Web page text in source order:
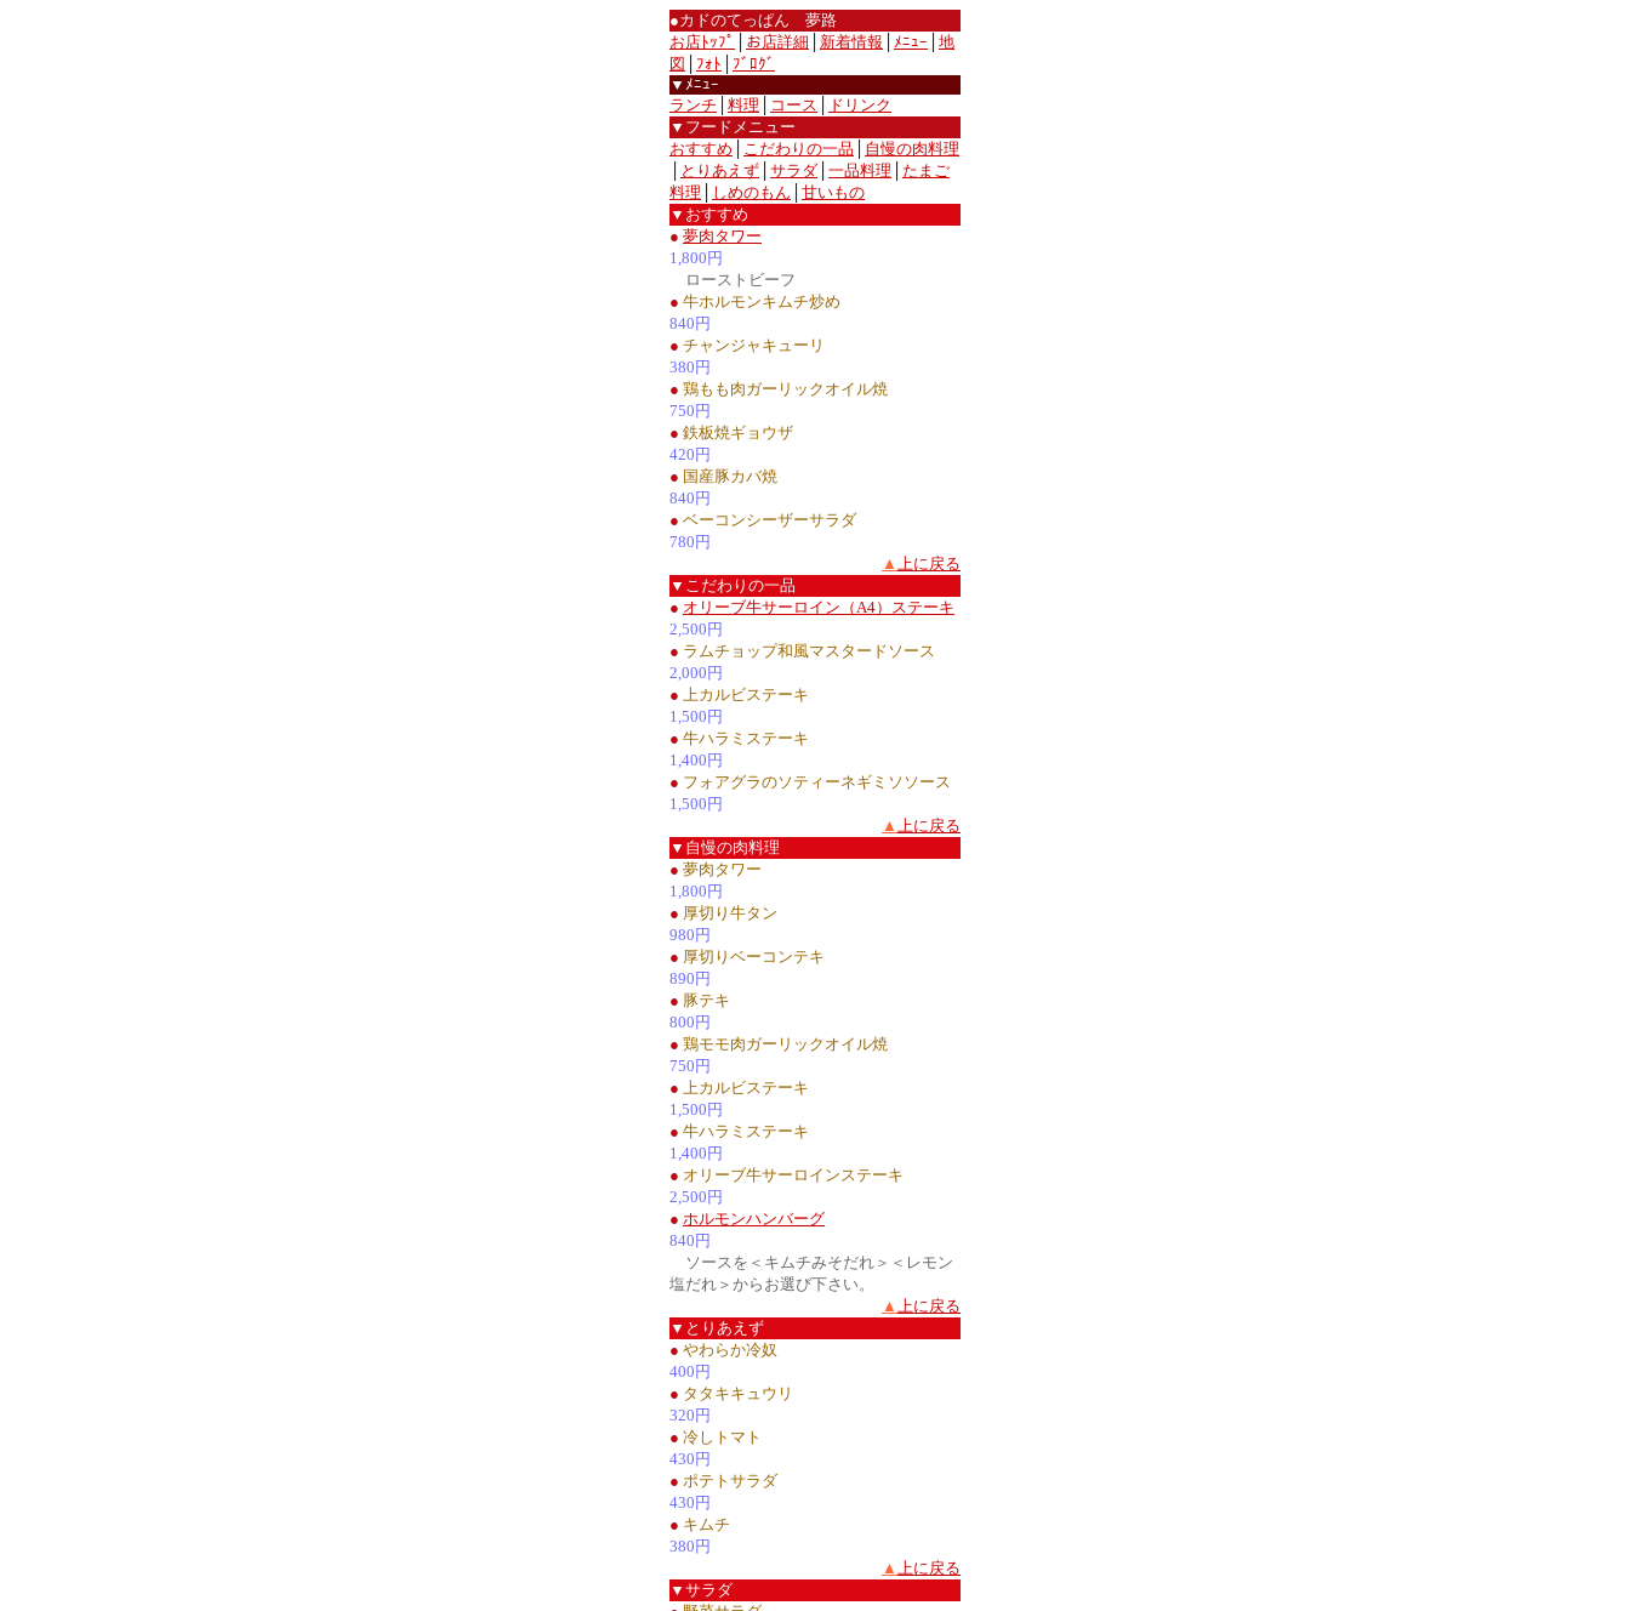
●カドのてっぱん 夢路
お店ﾄｯﾌﾟ
お店詳細 新着情報 ﾒﾆｭｰ
地
図
ﾌｫﾄ
ﾌﾞﾛｸﾞ
▼ﾒﾆｭｰ
ランチ
料理 コース
ドリンク
▼フードメニュー
おすすめ
こだわりの一品
自慢の肉料理
とりあえず サラダ 一品料理
たまご
料理
しめのもん
甘いもの
▼おすすめ
● 夢肉タワー
1,800円
ローストビーフ
● 牛ホルモンキムチ炒め
840円
● チャンジャキューリ
380円
● 鶏もも肉ガーリックオイル焼
750円
● 鉄板焼ギョウザ
420円
● 国産豚カバ焼
840円
● ベーコンシーザーサラダ
780円
▲ 上に戻る
▼こだわりの一品
● オリーブ牛サーロイン（A4）ステーキ
2,500円
● ラムチョップ和風マスタードソース
2,000円
● 上カルビステーキ
1,500円
● 牛ハラミステーキ
1,400円
● フォアグラのソティーネギミソソース
1,500円
▲ 上に戻る
▼自慢の肉料理
● 夢肉タワー
1,800円
● 厚切り牛タン
980円
● 厚切りベーコンテキ
890円
● 豚テキ
800円
● 鶏モモ肉ガーリックオイル焼
750円
● 上カルビステーキ
1,500円
● 牛ハラミステーキ
1,400円
● オリーブ牛サーロインステーキ
2,500円
● ホルモンハンバーグ
840円
ソースを＜キムチみそだれ＞＜レモン
塩だれ＞からお選び下さい。
▲ 上に戻る
▼とりあえず
● やわらか冷奴
400円
● タタキキュウリ
320円
● 冷しトマト
430円
● ポテトサラダ
430円
● キムチ
380円
▲ 上に戻る
▼サラダ